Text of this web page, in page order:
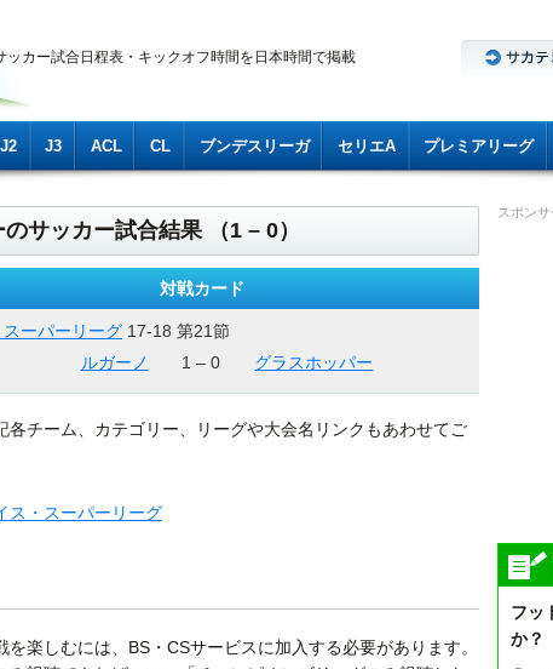
ッカー試合日程表・キックオフ時間を日本時間で掲載
J2 J3 ACL CL ブンデスリーガ セリエA プレミアリーグ
サッカー試合結果 （1 – 0）
対戦カード
スーパーリーグ 17-18 第21節
ルガーノ
1 – 0 グラスホッパー
各チーム、カテゴリー、リーグや大会名リンクもあわせてご
ス・スーパーリーグ
楽しむには、BS・CSサービスに加入する必要があります。
スポン
フッ
か？